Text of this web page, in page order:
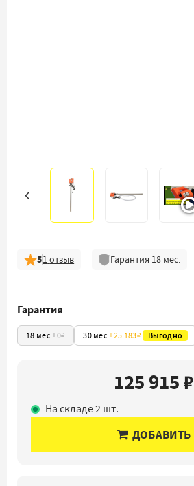
51отзыв Гарантия 18мес.
Гарантия
18 мес.+0₽ 30 мес.+25 183₽ Выгодно
125 915 ₽
ДОБАВИТЬ
На складе 2 шт.